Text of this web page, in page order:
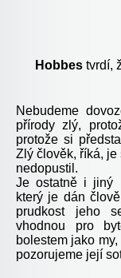
Hobbestvrdí,
Nebudeme
přírody zlý,
protože si
Zlý člověk, říká,
nedopustil.
Je ostatně i jiný
který je dán
prudkost jeho
vhodnou pro
bolestem jako
pozorujeme její